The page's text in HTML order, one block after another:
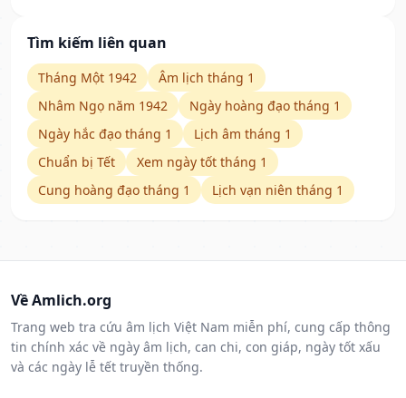
Tìm kiếm liên quan
Tháng Một 1942
Âm lịch tháng 1
Nhâm Ngọ năm 1942
Ngày hoàng đạo tháng 1
Ngày hắc đạo tháng 1
Lịch âm tháng 1
Chuẩn bị Tết
Xem ngày tốt tháng 1
Cung hoàng đạo tháng 1
Lịch vạn niên tháng 1
Về Amlich.org
Trang web tra cứu âm lịch Việt Nam miễn phí, cung cấp thông
tin chính xác về ngày âm lịch, can chi, con giáp, ngày tốt xấu
và các ngày lễ tết truyền thống.